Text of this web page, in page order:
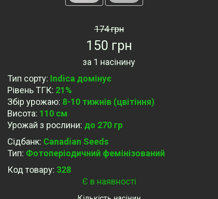
174 грн
150 грн
за 1 насінину
Тип сорту: Indica домінує
Рівень ТГК: 21%
Збір урожаю: 8-10 тижнів (цвітіння)
Висота: 110 cм
Урожай з рослини: до 270 гр
Сідбанк: Canadian Seeds
Тип: Фотоперіодичний фемінізований
Код товару: 328
Є в наявності